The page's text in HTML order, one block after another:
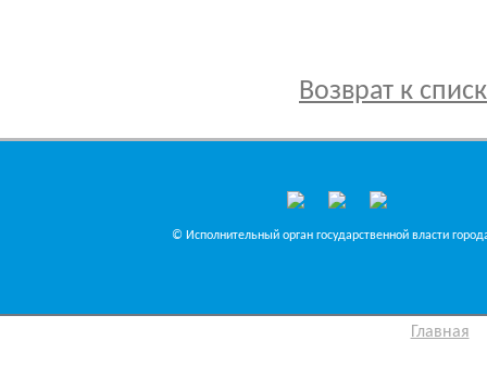
Возврат к
© Исполнительный орган государственной власти
Главная